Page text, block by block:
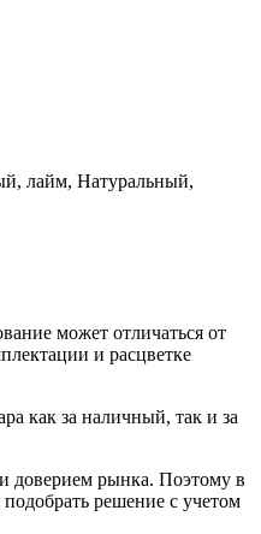
лайм, Натуральный,
может отличаться от
и расцветке
как за наличный, так и за
доверием рынка. Поэтому в
решение с учетом